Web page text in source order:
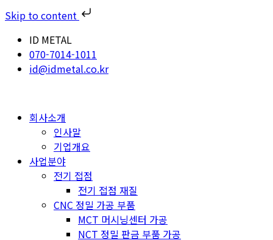
Skip to content
ID METAL
070-7014-1011
id@idmetal.co.kr
회사소개
인사말
기업개요
사업분야
전기 접점
전기 접점 재질
CNC 정밀 가공 부품
MCT 머시닝센터 가공
NCT 정밀 판금 부품 가공